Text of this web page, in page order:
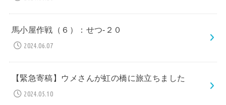
馬小屋作戦（６）：せつ-２０
2024.06.07
【緊急寄稿】ウメさんが虹の橋に旅立ちました
2024.05.10